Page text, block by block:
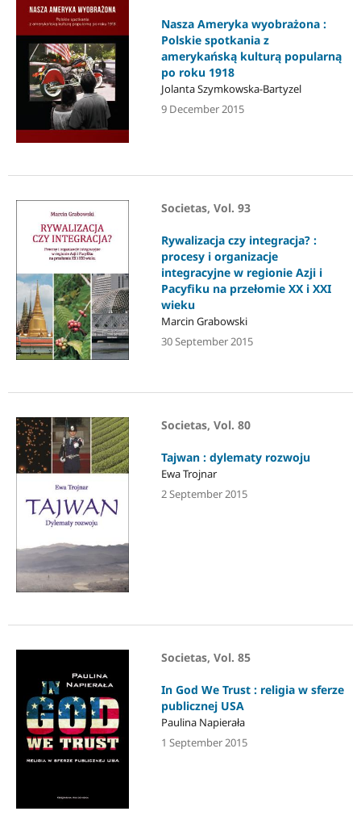
Nasza Ameryka wyobrażona :
Polskie spotkania z
amerykańską kulturą popularną
po roku 1918
Jolanta Szymkowska-Bartyzel
9 December 2015
Societas, Vol. 93
Rywalizacja czy integracja? :
procesy i organizacje
integracyjne w regionie Azji i
Pacyfiku na przełomie XX i XXI
wieku
Marcin Grabowski
30 September 2015
Societas, Vol. 80
Tajwan : dylematy rozwoju
Ewa Trojnar
2 September 2015
Societas, Vol. 85
In God We Trust : religia w sferze
publicznej USA
Paulina Napierała
1 September 2015